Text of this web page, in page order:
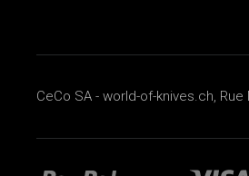
CeCo SA - world-of-knives.ch, Rue